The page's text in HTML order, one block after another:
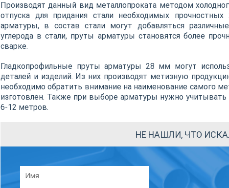
Производят данный вид металлопроката методом
отпуска для придания стали необходимых
арматуры, в состав стали могут добавляться
углерода в стали, пруты арматуры становятся более
сварке.
Гладкопрофильные пруты арматуры 28 мм могут
деталей и изделий. Из них производят метизную
необходимо обратить внимание на наименование самого
изготовлен. Также при выборе арматуры нужно
6-12 метров.
НЕ НАШЛИ, ЧТО